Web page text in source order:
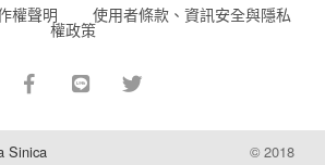
權聲明 使用者條款、資訊安全與隱私
權政策
Sinica © 2018